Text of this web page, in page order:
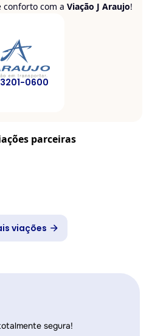
com a Viação J Araujo!
0600
parceiras
viações
segura!